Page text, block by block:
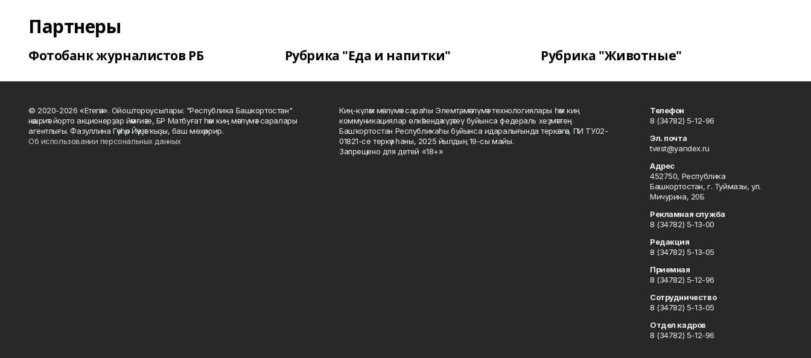
Партнеры
Фотобанк журналистов РБ Рубрика "Еда и напитки" Рубрика "Животные"
© 2020-2026 «Етегән». Ойоштороусылары: "Республика Башкортостан"
нәшриәт йорто акционерҙар йәмғиәте, БР Матбуғат һәм киң мәғлүмәт саралары
агентлығы. Фазуллина Гәүһәр Йәүҙәт ҡыҙы, баш мөхәррир.
Об использовании персональных данных
Киң-күләм мәғлүмәт сараһы Элемтә, мәғлүмәт технологиялары һәм киң
коммуникациялар өлкәһендә күҙәтеү буйынса федераль хеҙмәттең
Башҡортостан Республикаһы буйынса идаралығында теркәлгән, ПИ ТУ02-
01821-се теркәү һаны, 2025 йылдың 19-сы майы.
Запрещено для детей «18+»
Телефон
8 (34782) 5-12-96
Эл. почта
tvest@yandex.ru
Адрес
452750, Республика
Башкортостан, г. Туймазы, ул.
Мичурина, 20Б
Рекламная служба
8 (34782) 5-13-00
Редакция
8 (34782) 5-13-05
Приемная
8 (34782) 5-12-96
Сотрудничество
8 (34782) 5-13-05
Отдел кадров
8 (34782) 5-12-96